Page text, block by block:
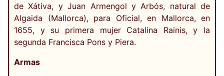
de Xátiva, y Juan Armengol y Arbós, natural de
Algaida (Mallorca), para Oficial, en Mallorca, en
1655, y su primera mujer Catalina Rainis, y la
segunda Francisca Pons y Piera.
Armas